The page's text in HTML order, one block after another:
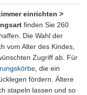
einrichten >
finden Sie 260
Die Wahl der
vom Alter des Kindes,
Zugriff ab. Für
, die ein
fördern. Ältere
stapeln lassen und so